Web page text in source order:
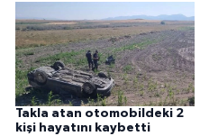
Takla atan otomobildeki 2
kişi hayatını kaybetti